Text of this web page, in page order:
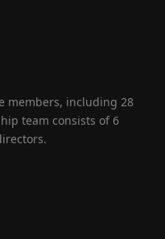
members, including 28
team consists of 6